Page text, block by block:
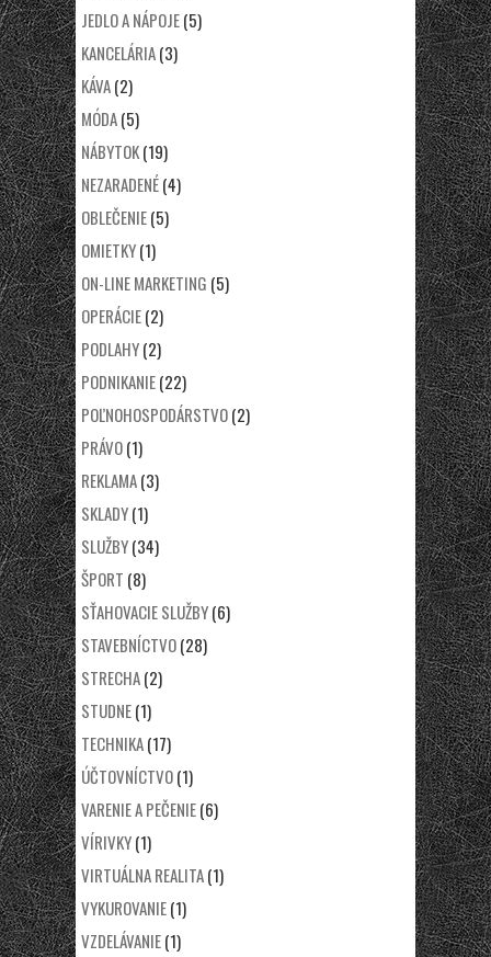
JEDLO A NÁPOJE(5)
KANCELÁRIA(3)
KÁVA(2)
MÓDA(5)
NÁBYTOK(19)
NEZARADENÉ(4)
OBLEČENIE(5)
OMIETKY(1)
ON-LINE MARKETING (5)
OPERÁCIE(2)
PODLAHY(2)
PODNIKANIE(22)
POĽNOHOSPODÁRSTVO(2)
PRÁVO(1)
REKLAMA(3)
SKLADY(1)
SLUŽBY(34)
ŠPORT (8)
SŤAHOVACIE SLUŽBY(6)
STAVEBNÍCTVO(28)
STRECHA(2)
STUDNE(1)
TECHNIKA(17)
ÚČTOVNÍCTVO(1)
VARENIE A PEČENIE(6)
VÍRIVKY(1)
VIRTUÁLNA REALITA(1)
VYKUROVANIE(1)
VZDELÁVANIE(1)